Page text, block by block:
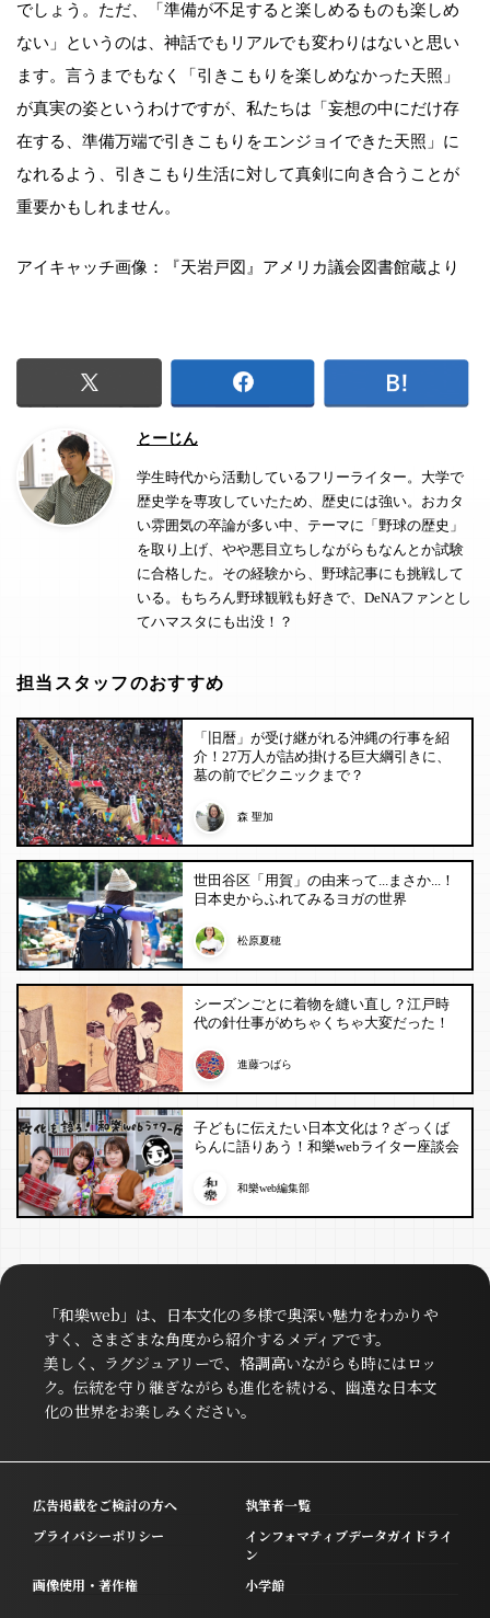
でしょう。ただ、「準備が不足すると楽しめるものも楽しめ
ない」というのは、神話でもリアルでも変わりはないと思い
ます。言うまでもなく「引きこもりを楽しめなかった天照」
が真実の姿というわけですが、私たちは「妄想の中にだけ存
在する、準備万端で引きこもりをエンジョイできた天照」に
なれるよう、引きこもり生活に対して真剣に向き合うことが
重要かもしれません。
アイキャッチ画像：『天岩戸図』アメリカ議会図書館蔵より
とーじん
学生時代から活動しているフリーライター。大学で
歴史学を専攻していたため、歴史には強い。おカタ
い雰囲気の卒論が多い中、テーマに「野球の歴史」
を取り上げ、やや悪目立ちしながらもなんとか試験
に合格した。その経験から、野球記事にも挑戦して
いる。もちろん野球観戦も好きで、DeNAファンとし
てハマスタにも出没！？
担当スタッフのおすすめ
「旧暦」が受け継がれる沖縄の行事を紹
介！27万人が詰め掛ける巨大綱引きに、
墓の前でピクニックまで？
森 聖加
世田谷区「用賀」の由来って...まさか...！
日本史からふれてみるヨガの世界
松原夏穂
シーズンごとに着物を縫い直し？江戸時
代の針仕事がめちゃくちゃ大変だった！
進藤つばら
子どもに伝えたい日本文化は？ざっくば
らんに語りあう！和樂webライター座談会
和樂web編集部
「和樂web」は、日本文化の多様で奥深い魅力をわかりや
すく、さまざまな角度から紹介するメディアです。
美しく、ラグジュアリーで、格調高いながらも時にはロッ
ク。伝統を守り継ぎながらも進化を続ける、幽遠な日本文
化の世界をお楽しみください。
広告掲載をご検討の方へ
執筆者一覧
プライバシーポリシー
インフォマティブデータガイドライ
ン
画像使用・著作権
小学館